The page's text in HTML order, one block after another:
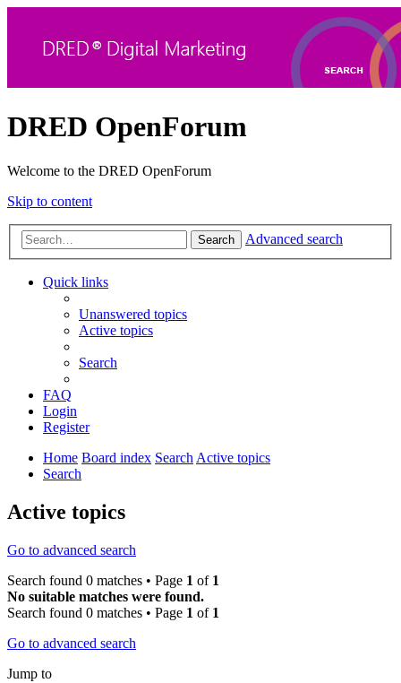
DRED OpenForum
Welcome to the DRED OpenForum
Skip to content
Search Advanced search
Quick links
Unanswered topics
Active topics
Search
FAQ
Login
Register
Home Board index SearchActive topics
Search
Active topics
Go to advanced search
Search found 0 matches • Page 1 of 1
No suitable matches were found.
Search found 0 matches • Page 1 of 1
Go to advanced search
Jump to